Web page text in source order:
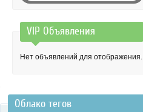
0:00
VIP Объявления
Нет объявлений для отображения.
Облако тегов